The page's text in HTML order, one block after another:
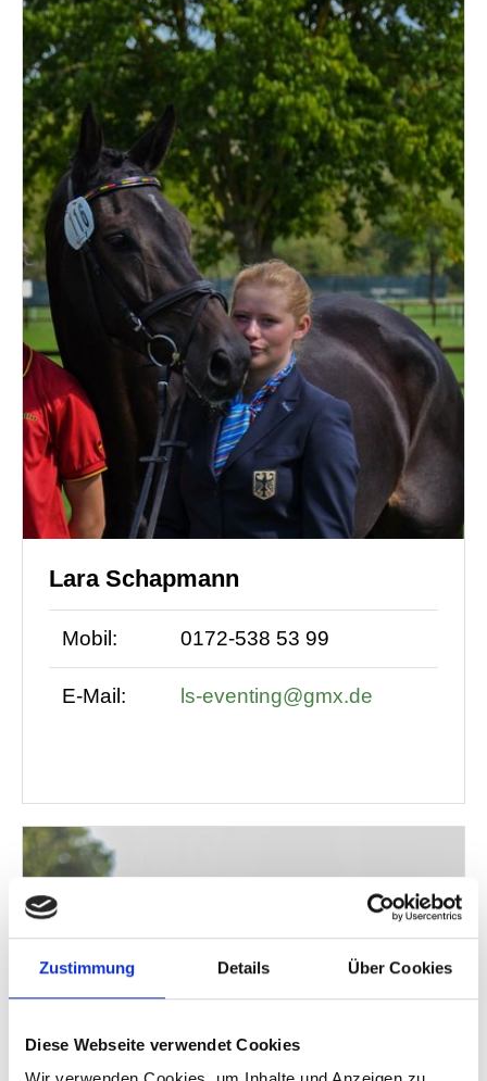
Zustimmung Details Über Cookies
Diese Webseite verwendet Cookies
Lara Schapmann
Mobil: 0172-538 53 99
E-Mail: ls-eventing@gmx.de